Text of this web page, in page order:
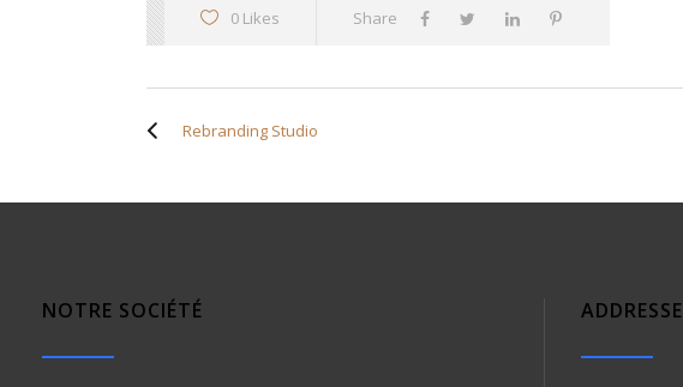
0 Likes Share
Rebranding Studio
NOTRE SOCIÉTÉ ADDRESSE